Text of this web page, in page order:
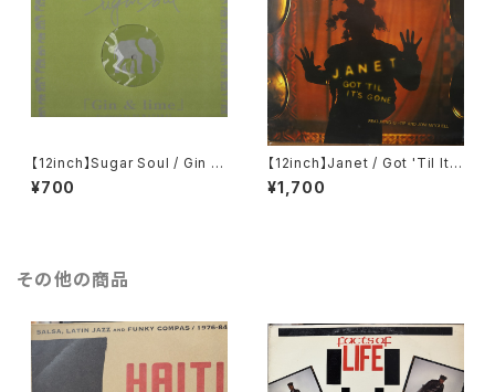
【12inch】Sugar Soul / Gin &
Lime
¥700
【12inch】Janet / Got 'Til It's
Gone
¥1,700
その他の商品